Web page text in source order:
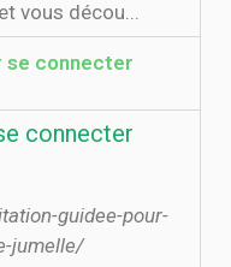
vous décou...
se connecter
connecter
guidee-pour-
jumelle/